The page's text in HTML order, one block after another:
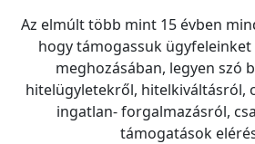
Az elmúlt több mint 15 évben
hogy támogassuk
meghozásában, legyen szó
hitelügyletekről, hitelkiváltásról,
ingatlan- forgalmazásról,
támogatások